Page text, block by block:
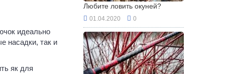
Любите ловить окуней?
01.04.2020 0
идеально
насадки, так и
як для